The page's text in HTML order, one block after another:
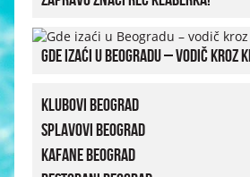
Gde izaći u Beogradu – vodič kroz
Klubovi Beograd
Splavovi Beograd
Kafane Beograd